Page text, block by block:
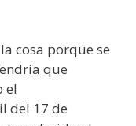
cosa porque se
que
el
del 17 de